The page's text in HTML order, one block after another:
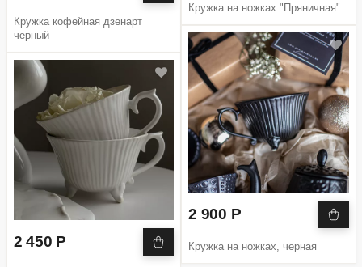
Кружка кофейная дзенарт
черный
2 450 Р
Кружка на ножках "Пряничная"
2 900 Р
Кружка на ножках, черная